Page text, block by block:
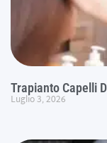
Trapianto Capelli
Luglio 3, 2026